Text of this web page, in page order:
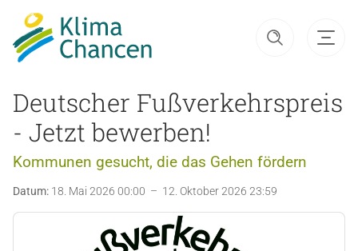
Deutscher Fußverkehrspreis
- Jetzt bewerben!
Kommunen gesucht, die das Gehen fördern
Datum: 18. Mai 2026 00:00 – 12. Oktober 2026 23:59